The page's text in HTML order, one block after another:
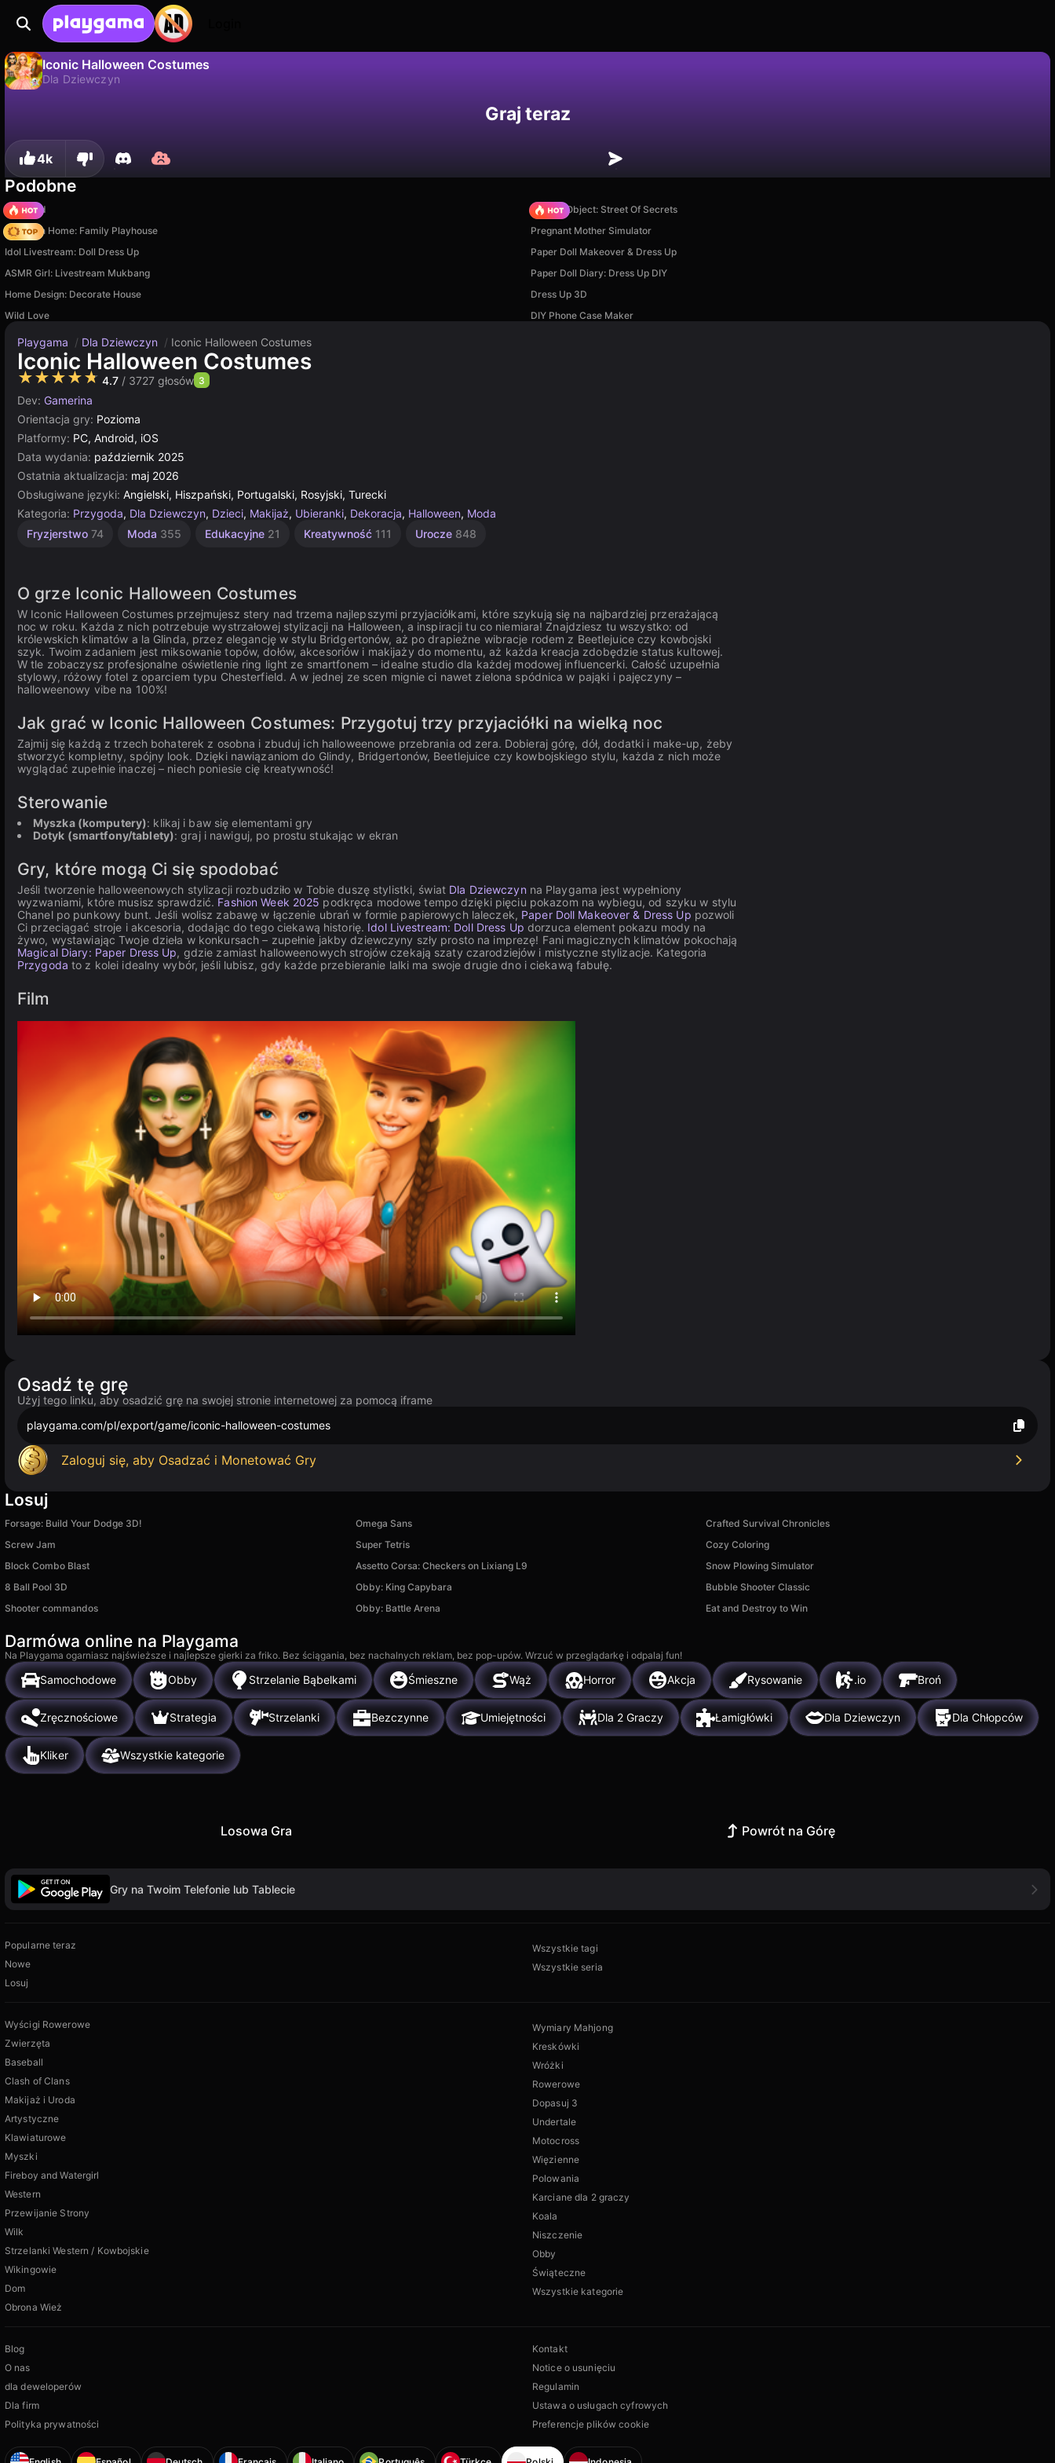
Iconic Halloween Costumes
Dla Dziewczyn
Graj teraz
4k
Podobne
TB World
Hidden Object: Street Of Secrets
My Town Home: Family Playhouse
Pregnant Mother Simulator
Idol Livestream: Doll Dress Up
Paper Doll Makeover & Dress Up
ASMR Girl: Livestream Mukbang
Paper Doll Diary: Dress Up DIY
Home Design: Decorate House
Dress Up 3D
Wild Love
DIY Phone Case Maker
Playgama / Dla Dziewczyn / Iconic Halloween Costumes
Iconic Halloween Costumes
★★★★★ 4.7 / 3727 głosów 3
Dev: Gamerina
Orientacja gry: Pozioma
Platformy: PC, Android, iOS
Data wydania: październik 2025
Ostatnia aktualizacja: maj 2026
Obsługiwane języki: Angielski, Hiszpański, Portugalski, Rosyjski, Turecki
Kategoria: Przygoda, Dla Dziewczyn, Dzieci, Makijaż, Ubieranki, Dekoracja, Halloween, Moda
Fryzjerstwo 74 Moda 355 Edukacyjne 21 Kreatywność 111 Urocze 848
O grze Iconic Halloween Costumes
W Iconic Halloween Costumes przejmujesz stery nad trzema najlepszymi przyjaciółkami, które szykują się na najbardziej przerażającą
noc w roku. Każda z nich potrzebuje wystrzałowej stylizacji na Halloween, a inspiracji tu co niemiara! Znajdziesz tu wszystko: od
królewskich klimatów a la Glinda, przez elegancję w stylu Bridgertonów, aż po drapieżne wibracje rodem z Beetlejuice czy kowbojski
szyk. Twoim zadaniem jest miksowanie topów, dołów, akcesoriów i makijaży do momentu, aż każda kreacja zdobędzie status kultowej.
W tle zobaczysz profesjonalne oświetlenie ring light ze smartfonem – idealne studio dla każdej modowej influencerki. Całość uzupełnia
stylowy, różowy fotel z oparciem typu Chesterfield. A w jednej ze scen mignie ci nawet zielona spódnica w pająki i pajęczyny –
halloweenowy vibe na 100%!
Jak grać w Iconic Halloween Costumes: Przygotuj trzy przyjaciółki na wielką noc
Zajmij się każdą z trzech bohaterek z osobna i zbuduj ich halloweenowe przebrania od zera. Dobieraj górę, dół, dodatki i make-up, żeby
stworzyć kompletny, spójny look. Dzięki nawiązaniom do Glindy, Bridgertonów, Beetlejuice czy kowbojskiego stylu, każda z nich może
wyglądać zupełnie inaczej – niech poniesie cię kreatywność!
Sterowanie
Myszka (komputery): klikaj i baw się elementami gry
Dotyk (smartfony/tablety): graj i nawiguj, po prostu stukając w ekran
Gry, które mogą Ci się spodobać
Jeśli tworzenie halloweenowych stylizacji rozbudziło w Tobie duszę stylistki, świat Dla Dziewczyn na Playgama jest wypełniony
wyzwaniami, które musisz sprawdzić. Fashion Week 2025 podkręca modowe tempo dzięki pięciu pokazom na wybiegu, od szyku w stylu
Chanel po punkowy bunt. Jeśli wolisz zabawę w łączenie ubrań w formie papierowych laleczek, Paper Doll Makeover & Dress Up pozwoli
Ci przeciągać stroje i akcesoria, dodając do tego ciekawą historię. Idol Livestream: Doll Dress Up dorzuca element pokazu mody na
żywo, wystawiając Twoje dzieła w konkursach – zupełnie jakby dziewczyny szły prosto na imprezę! Fani magicznych klimatów pokochają
Magical Diary: Paper Dress Up, gdzie zamiast halloweenowych strojów czekają szaty czarodziejów i mistyczne stylizacje. Kategoria
Przygoda to z kolei idealny wybór, jeśli lubisz, gdy każde przebieranie lalki ma swoje drugie dno i ciekawą fabułę.
Film
Osadź tę grę
Użyj tego linku, aby osadzić grę na swojej stronie internetowej za pomocą iframe
playgama.com/pl/export/game/iconic-halloween-costumes
Zaloguj się, aby Osadzać i Monetować Gry
Losuj
Forsage: Build Your Dodge 3D! Omega Sans
Crafted Survival Chronicles
Screw Jam
Super Tetris
Cozy Coloring
Block Combo Blast
Assetto Corsa: Checkers on Lixiang L9
Snow Plowing Simulator
8 Ball Pool 3D
Obby: King Capybara
Bubble Shooter Classic
Shooter commandos
Obby: Battle Arena Eat and Destroy to Win
Darmówa online na Playgama
Na Playgama ogarniasz najświeższe i najlepsze gierki za friko. Bez ściągania, bez nachalnych reklam, bez pop-upów. Wrzuć w przeglądarkę i odpalaj fun!
Samochodowe Obby Strzelanie Bąbelkami Śmieszne Wąż Horror Akcja Rysowanie .io Broń
Zręcznościowe Strategia Strzelanki Bezczynne Umiejętności Dla 2 Graczy Łamigłówki Dla Dziewczyn Dla Chłopców
Kliker Wszystkie kategorie
Losowa Gra Powrót na Górę
Gry na Twoim Telefonie lub Tablecie
Popularne teraz
Nowe
Losuj
Wszystkie tagi
Wszystkie seria
Wyścigi Rowerowe
Zwierzęta
Baseball
Clash of Clans
Makijaż i Uroda
Artystyczne
Klawiaturowe
Myszki
Fireboy and Watergirl
Western
Przewijanie Strony
Wilk
Strzelanki Western / Kowbojskie
Wikingowie
Dom
Obrona Wież
Wymiary Mahjong
Kreskówki
Wróżki
Rowerowe
Dopasuj 3
Undertale
Motocross
Więzienne
Polowania
Karciane dla 2 graczy
Koala
Niszczenie
Obby
Świąteczne
Wszystkie kategorie
Blog
O nas
dla deweloperów
Dla firm
Polityka prywatności
Kontakt
Notice o usunięciu
Regulamin
Ustawa o usługach cyfrowych
Preferencje plików cookie